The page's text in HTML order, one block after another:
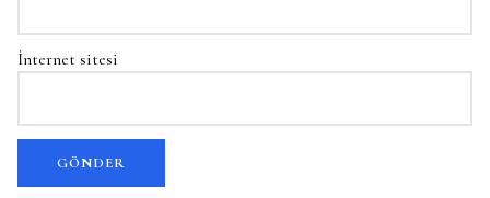
İnternet sitesi